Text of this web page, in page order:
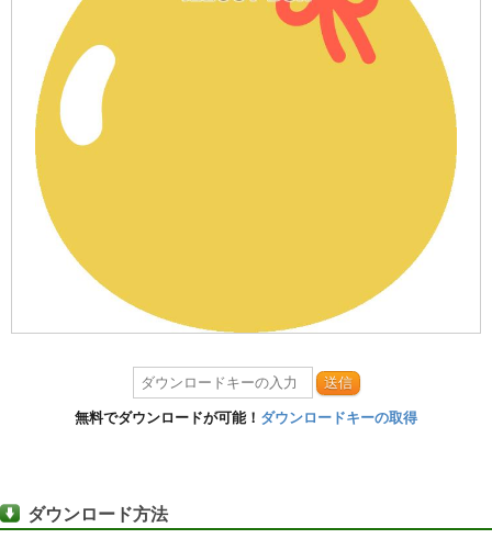
送信
無料でダウンロードが可能！ ダウンロードキーの取得
ダウンロード方法